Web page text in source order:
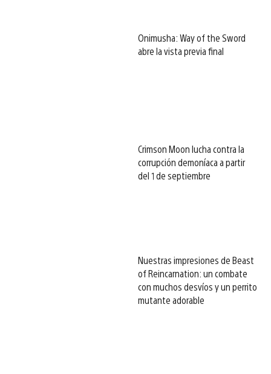
Onimusha: Way of the Sword
abre la vista previa final
Crimson Moon lucha contra la
corrupción demoníaca a partir
del 1 de septiembre
Nuestras impresiones de Beast
of Reincarnation: un combate
con muchos desvíos y un perrito
mutante adorable